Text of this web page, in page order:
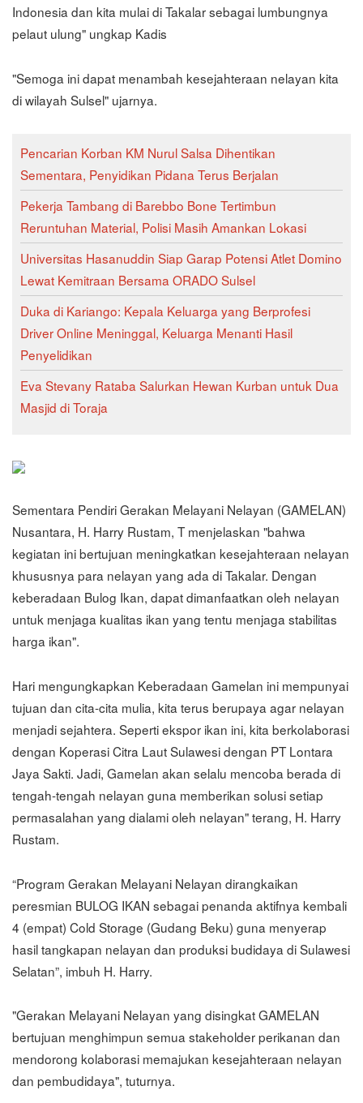
Indonesia dan kita mulai di Takalar sebagai lumbungnya
pelaut ulung" ungkap Kadis
"Semoga ini dapat menambah kesejahteraan nelayan kita
di wilayah Sulsel" ujarnya.
Pencarian Korban KM Nurul Salsa Dihentikan
Sementara, Penyidikan Pidana Terus Berjalan
Pekerja Tambang di Barebbo Bone Tertimbun
Reruntuhan Material, Polisi Masih Amankan Lokasi
Universitas Hasanuddin Siap Garap Potensi Atlet Domino
Lewat Kemitraan Bersama ORADO Sulsel
Duka di Kariango: Kepala Keluarga yang Berprofesi
Driver Online Meninggal, Keluarga Menanti Hasil
Penyelidikan
Eva Stevany Rataba Salurkan Hewan Kurban untuk Dua
Masjid di Toraja
Sementara Pendiri Gerakan Melayani Nelayan (GAMELAN)
Nusantara, H. Harry Rustam, T menjelaskan "bahwa
kegiatan ini bertujuan meningkatkan kesejahteraan nelayan
khususnya para nelayan yang ada di Takalar. Dengan
keberadaan Bulog Ikan, dapat dimanfaatkan oleh nelayan
untuk menjaga kualitas ikan yang tentu menjaga stabilitas
harga ikan".
Hari mengungkapkan Keberadaan Gamelan ini mempunyai
tujuan dan cita-cita mulia, kita terus berupaya agar nelayan
menjadi sejahtera. Seperti ekspor ikan ini, kita berkolaborasi
dengan Koperasi Citra Laut Sulawesi dengan PT Lontara
Jaya Sakti. Jadi, Gamelan akan selalu mencoba berada di
tengah-tengah nelayan guna memberikan solusi setiap
permasalahan yang dialami oleh nelayan" terang, H. Harry
Rustam.
“Program Gerakan Melayani Nelayan dirangkaikan
peresmian BULOG IKAN sebagai penanda aktifnya kembali
4 (empat) Cold Storage (Gudang Beku) guna menyerap
hasil tangkapan nelayan dan produksi budidaya di Sulawesi
Selatan”, imbuh H. Harry.
"Gerakan Melayani Nelayan yang disingkat GAMELAN
bertujuan menghimpun semua stakeholder perikanan dan
mendorong kolaborasi memajukan kesejahteraan nelayan
dan pembudidaya", tuturnya.